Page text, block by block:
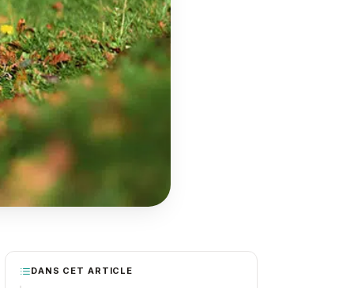
DANS CET ARTICLE